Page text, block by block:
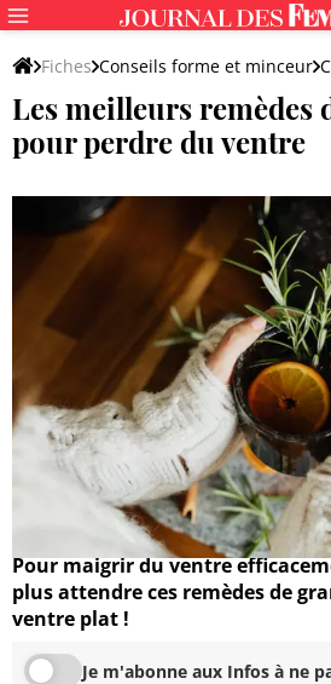
Fiches Conseils forme et minceur
Mincir par zone du corps
Les meilleurs remèdes
pour perdre du ventre
Agathe Chéreau
19 octobre 2023 10:01
Pour maigrir du ventre
plus attendre ces remèdes de
ventre plat !
Je m'abonne aux Infos à ne